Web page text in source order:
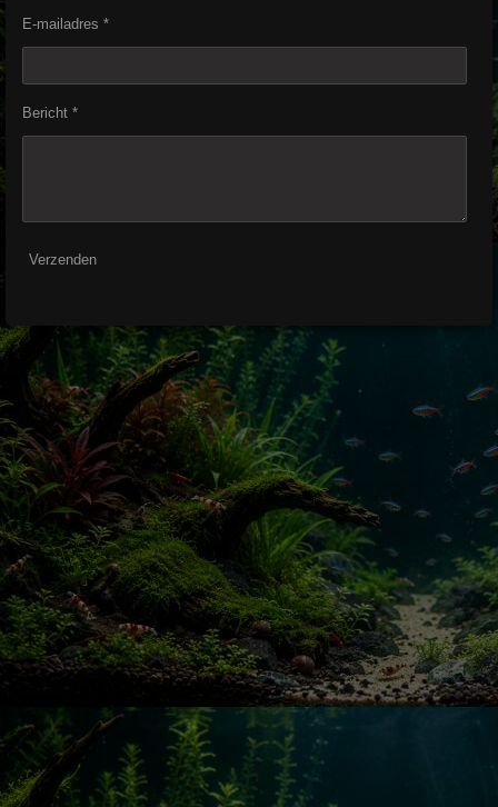
E-mailadres *
Bericht *
Verzenden